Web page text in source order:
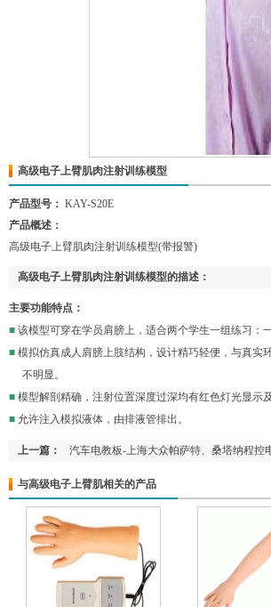
高级电子上臂肌肉注射训练模型
产品型号： KAY-S20E
产品概述：
高级电子上臂肌肉注射训练模型(带报警)
高级电子上臂肌肉注射训练模型的描述：
主要功能特点：
■ 该模型可穿在学员肩膀上，适合两个学生一组练习：
■ 模拟仿真成人肩膀上肢结构，设计精巧轻便，与真实
不明显。
■ 模型解剖精确，注射位置深度过深均有红色灯光显示
■ 允许注入模拟液体，由排液管排出。
上一篇： 汽车电教板-上海大众帕萨特、桑塔纳程控
与高级电子上臂肌相关的产品